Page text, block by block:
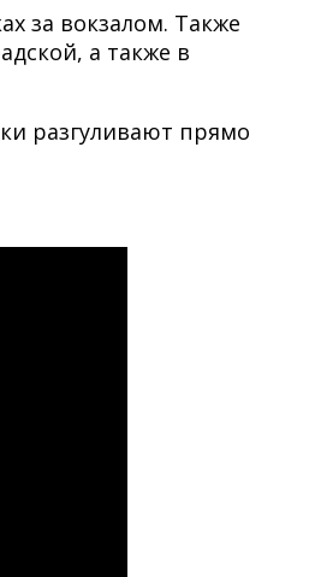
за вокзалом. Также
а также в
разгуливают прямо